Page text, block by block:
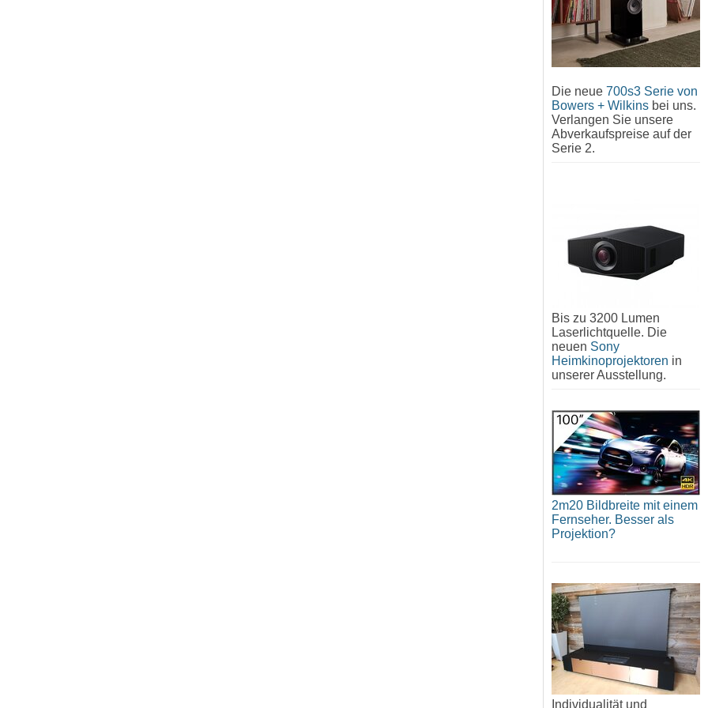
Die neue 700s3 Serie von
Bowers + Wilkins bei uns.
Verlangen Sie unsere
Abverkaufspreise auf der
Serie 2.
Bis zu 3200 Lumen
Laserlichtquelle. Die
neuen Sony
Heimkinoprojektoren in
unserer Ausstellung.
2m20 Bildbreite mit einem
Fernseher. Besser als
Projektion?
Individualität und